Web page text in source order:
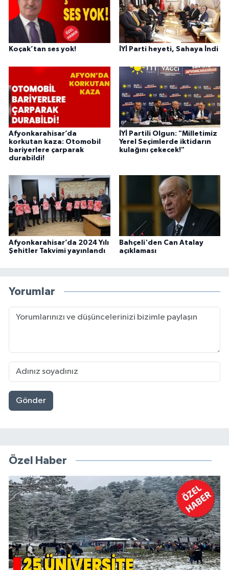
Koçak’tan ses yok! İYİ Parti heyeti, Sahaya İndi
Afyonkarahisar’da
korkutan kaza: Otomobil
bariyerlere çarparak
durabildi!
İYİ Partili Olgun: "Milletimiz
Yerel Seçimlerde iktidarın
kulağını çekecek!"
Afyonkarahisar’da 2024 Yılı
Şehitler Takvimi yayınlandı
Bahçeli'den Can Atalay
açıklaması
Yorumlar
Gönder
Özel Haber